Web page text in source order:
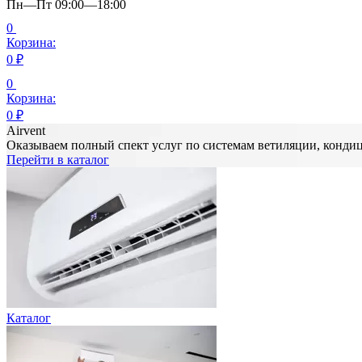
Пн—Пт 09:00—18:00
0
Корзина:
0 ₽
0
Корзина:
0 ₽
Airvent
Оказываем полный спект услуг по системам ветиляции,
Перейти в каталог
Каталог